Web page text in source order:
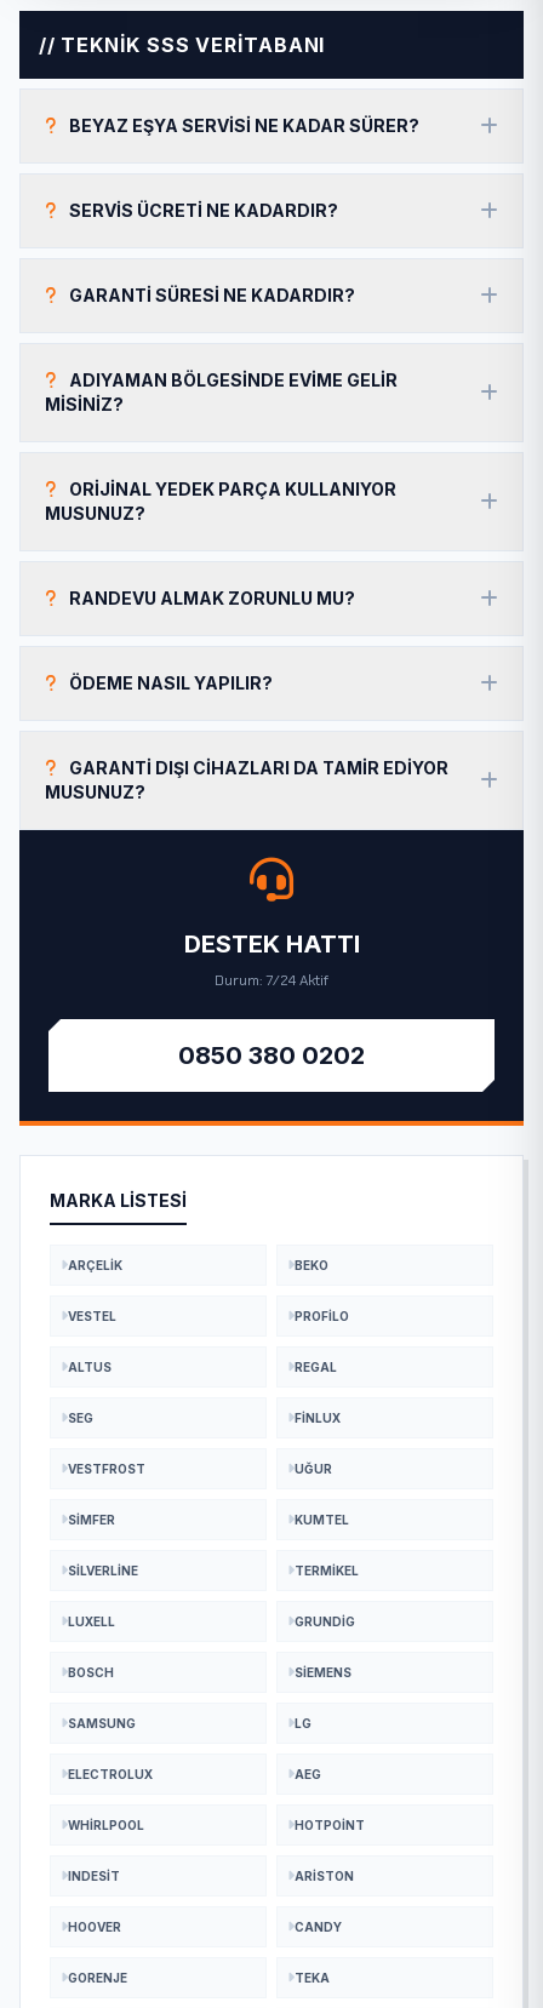
// TEKNİK SSS VERİTABANI
BEYAZ EŞYA SERVISI NE KADAR SÜRER?
SERVIS ÜCRETI NE KADARDIR?
GARANTI SÜRESI NE KADARDIR?
ADIYAMAN BÖLGESINDE EVIME GELIR
MISINIZ?
ORIJINAL YEDEK PARÇA KULLANIYOR
MUSUNUZ?
RANDEVU ALMAK ZORUNLU MU?
ÖDEME NASIL YAPILIR?
GARANTI DIŞI CIHAZLARI DA TAMIR EDIYOR
MUSUNUZ?
DESTEK HATTI
Durum: 7/24 Aktif
0850 380 0202
MARKA LISTESI
ARÇELIK BEKO
VESTEL PROFILO
ALTUS REGAL
SEG FINLUX
VESTFROST UĞUR
SIMFER KUMTEL
SILVERLINE TERMIKEL
LUXELL GRUNDIG
BOSCH SIEMENS
SAMSUNG LG
ELECTROLUX AEG
WHIRLPOOL HOTPOINT
INDESIT ARISTON
HOOVER CANDY
GORENJE TEKA